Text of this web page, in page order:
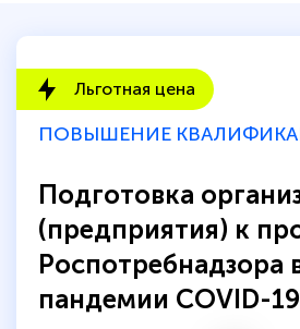
Обучение понравилось:
количество тематической
пособий и учебников
прохождения курса,
каком этапе…
Льготная цена
ПОВЫШЕНИЕ
Подготовка
(предприятия) к
Роспотребнадзора
пандемии COVID-19